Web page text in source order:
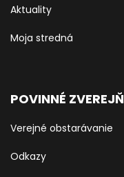
Aktuality
Moja stredná
POVINNÉ
Verejné obstarávanie
Odkazy